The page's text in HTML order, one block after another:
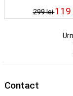
299 lei119
Contact